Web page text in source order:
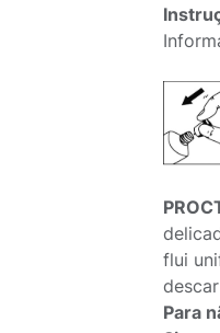
flui
Para